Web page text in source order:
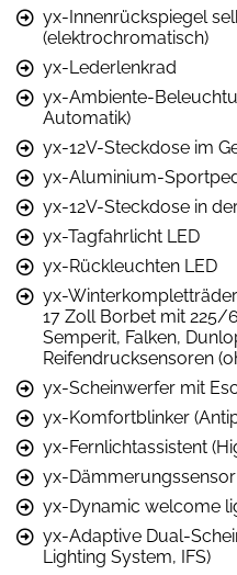
yx-Innenrückspiegel
(elektrochromatisch)
yx-Lederlenkrad
yx-Ambiente-
Automatik)
yx-12V-Steckdose im
yx-Aluminium-
yx-12V-Steckdose in
yx-Tagfahrlicht LED
yx-Rückleuchten LED
yx-
17 Zoll Borbet mit 225/
Semperit, Falken,
Reifendrucksensoren
yx-Scheinwerfer mit
yx-Komfortblinker
yx-Fernlichtassistent
yx-Dämmerungssensor
yx-Dynamic welcome
yx-Adaptive Dual-
Lighting System, IFS)